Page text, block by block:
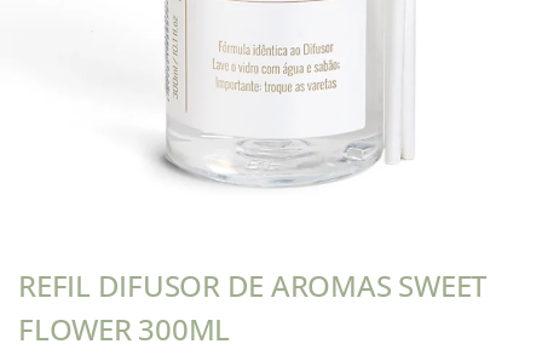
REFIL DIFUSOR DE AROMAS SWEET
FLOWER 300ML